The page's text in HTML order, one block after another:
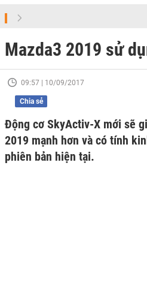
Mazda3 2019 sử
09:57 | 10/09/2017
Chia sẻ
Động cơ SkyActiv-X mới sẽ
2019 mạnh hơn và có tính
phiên bản hiện tại.